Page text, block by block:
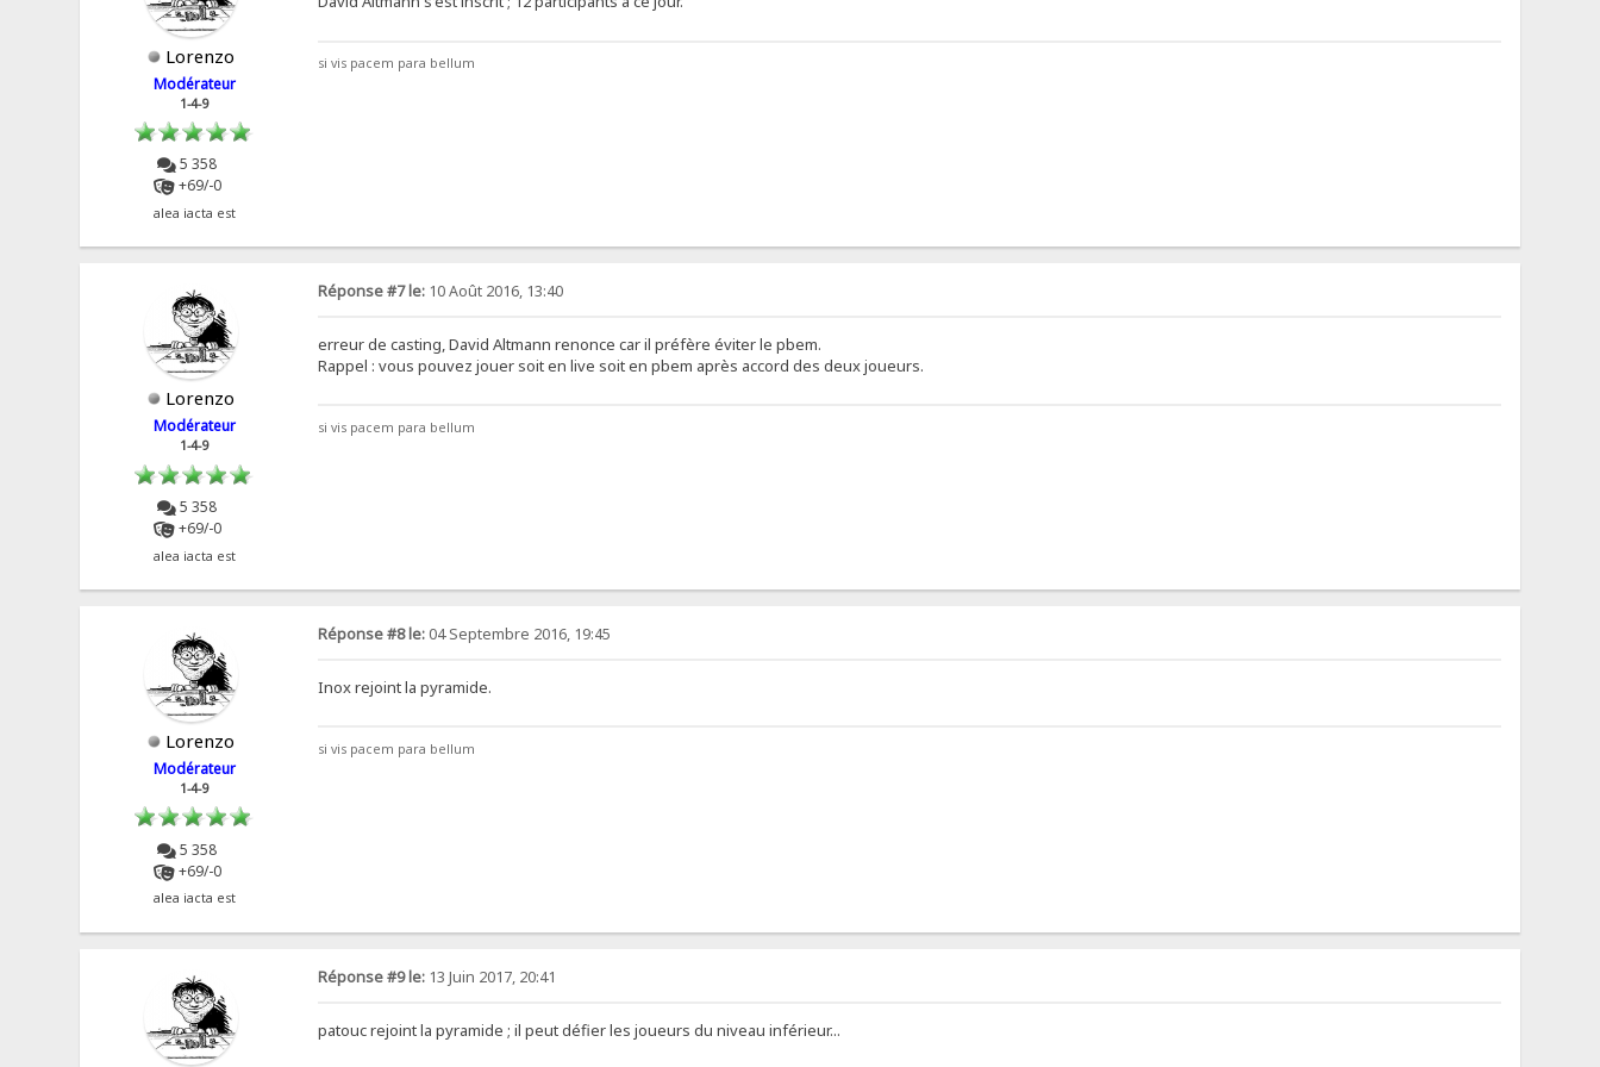
Lorenzo
Modérateur
1-4-9
5 358
+69/-0
alea iacta est
si vis pacem para bellum
Lorenzo
Modérateur
1-4-9
5 358
+69/-0
alea iacta est
Réponse #7 le:10 Août 2016, 13:40
erreur de casting, David Altmann renonce car il préfère éviter le pbem.
Rappel : vous pouvez jouer soit en live soit en pbem après accord des deux joueurs.
si vis pacem para bellum
Lorenzo
Modérateur
1-4-9
5 358
+69/-0
alea iacta est
Réponse #8 le:04 Septembre 2016, 19:45
Inox rejoint la pyramide.
si vis pacem para bellum
Réponse #9 le:13 Juin 2017, 20:41
patouc rejoint la pyramide ; il peut défier les joueurs du niveau inférieur...